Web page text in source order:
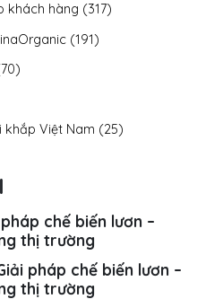
khách hàng (317)
(191)
khắp Việt Nam (25)
chế biến lươn –
thị trường
pháp chế biến lươn –
thị trường